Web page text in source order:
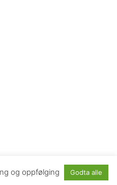
og oppfølging Godta alle